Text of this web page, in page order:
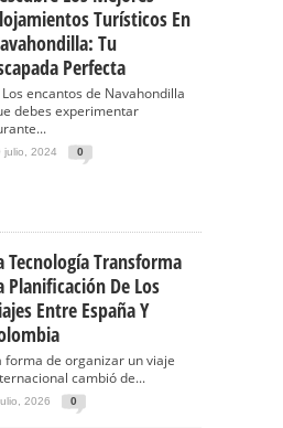
Turísticos En
Tu
Perfecta
Los encantos de Navahondilla
debes experimentar
julio, 2024 0
Tecnología Transforma
Planificación De Los
Entre España Y
forma de organizar un viaje
cambió de...
2026 0